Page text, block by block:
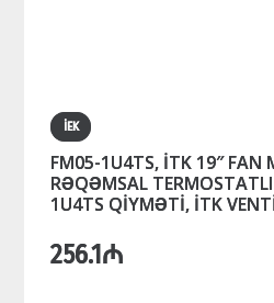
İEK
FM05-1U4TS, İTK 19″ FAN
RƏQƏMSAL
1U4TS QİYMƏTİ, İTK
256.1 ₼